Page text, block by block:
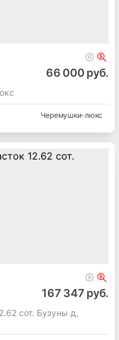
66 000 руб.
Черемушки-люкс
167 347 руб.
сот. Бузуны д,